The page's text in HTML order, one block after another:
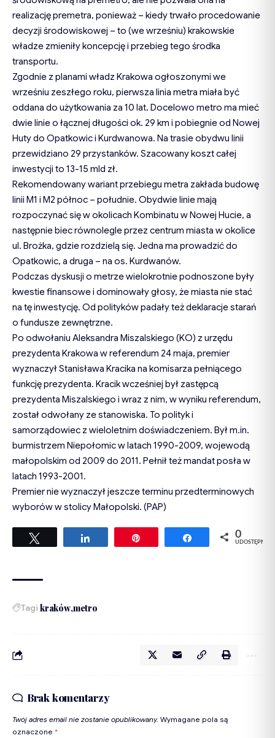
realizację premetra, ponieważ – kiedy trwało procedowanie
decyzji środowiskowej – to (we wrześniu) krakowskie
władze zmieniły koncepcję i przebieg tego środka
transportu.
Zgodnie z planami władz Krakowa ogłoszonymi we
wrześniu zeszłego roku, pierwsza linia metra miała być
oddana do użytkowania za 10 lat. Docelowo metro ma mieć
dwie linie o łącznej długości ok. 29 km i pobiegnie od Nowej
Huty do Opatkowic i Kurdwanowa. Na trasie obydwu linii
przewidziano 29 przystanków. Szacowany koszt całej
inwestycji to 13-15 mld zł.
Rekomendowany wariant przebiegu metra zakłada budowę
linii M1 i M2 północ – południe. Obydwie linie mają
rozpoczynać się w okolicach Kombinatu w Nowej Hucie, a
następnie biec równolegle przez centrum miasta w okolice
ul. Brożka, gdzie rozdzielą się. Jedna ma prowadzić do
Opatkowic, a druga – na os. Kurdwanów.
Podczas dyskusji o metrze wielokrotnie podnoszone były
kwestie finansowe i dominowały głosy, że miasta nie stać
na tę inwestycję. Od polityków padały też deklaracje starań
o fundusze zewnętrzne.
Po odwołaniu Aleksandra Miszalskiego (KO) z urzędu
prezydenta Krakowa w referendum 24 maja, premier
wyznaczył Stanisława Kracika na komisarza pełniącego
funkcję prezydenta. Kracik wcześniej był zastępcą
prezydenta Miszalskiego i wraz z nim, w wyniku referendum,
został odwołany ze stanowiska. To polityk i
samorządowiec z wieloletnim doświadczeniem. Był m.in.
burmistrzem Niepołomic w latach 1990-2009, wojewodą
małopolskim od 2009 do 2011. Pełnił też mandat posła w
latach 1993-2001.
Premier nie wyznaczył jeszcze terminu przedterminowych
wyborów w stolicy Małopolski. (PAP)
Udostępnij Udostępnij
0
UDOSTĘPNIEŃ
Tagi kraków metro
Brak komentarzy
Twój adres email nie zostanie opublikowany. Wymagane pola są
oznaczone *